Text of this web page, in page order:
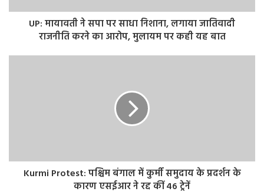
बची है।
भारतीय जनता पार्टी (भाजपा) के नेता ने मानहानि के एक मामले में
दोषी ठहराए जाने के बाद भी राहुल गांधी को ‘विशेष तवज्जो’ देने के
UP: मायावती ने सपा पर साधा निशाना, लगाया जातिवादी
राजनीति करने का आरोप, मुलायम पर कही यह बात
Kurmi Protest: पश्चिम बंगाल में कुर्मी समुदाय के प्रदर्शन के
कारण एसईआर ने रद्द कीं 46 ट्रेनें